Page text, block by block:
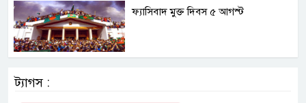
ফ্যাসিবাদ মুক্ত দিবস ৫ আগস্ট
ট্যাগস :